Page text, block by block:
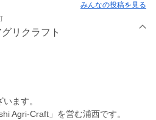
みんなの投稿を見る
リクラフト
ます。
Agri-Craft」を営む浦西です。